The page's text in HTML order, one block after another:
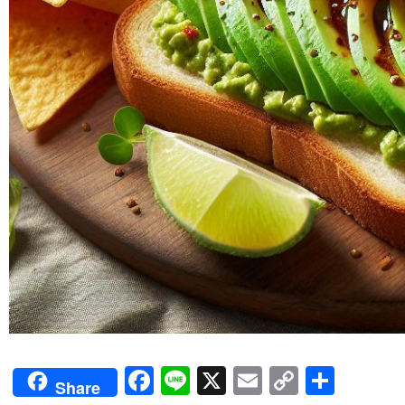
Share Facebook
Line
X Email
Copy